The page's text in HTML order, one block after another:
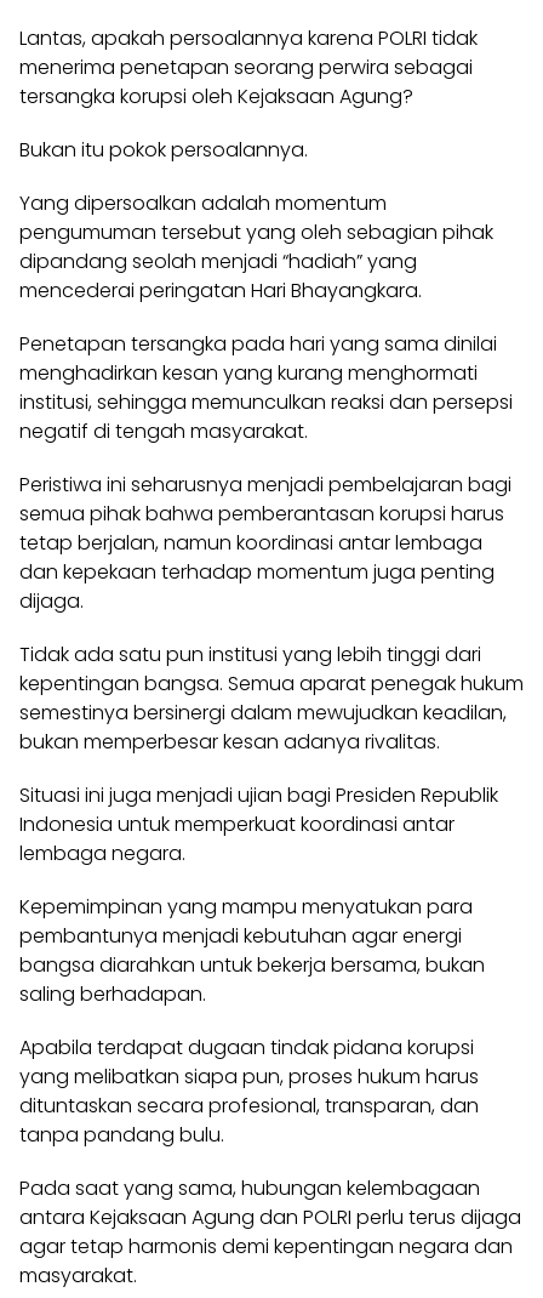
Lantas, apakah persoalannya karena POLRI tidak
menerima penetapan seorang perwira sebagai
tersangka korupsi oleh Kejaksaan Agung?
Bukan itu pokok persoalannya.
Yang dipersoalkan adalah momentum
pengumuman tersebut yang oleh sebagian pihak
dipandang seolah menjadi “hadiah” yang
mencederai peringatan Hari Bhayangkara.
Penetapan tersangka pada hari yang sama dinilai
menghadirkan kesan yang kurang menghormati
institusi, sehingga memunculkan reaksi dan persepsi
negatif di tengah masyarakat.
Peristiwa ini seharusnya menjadi pembelajaran bagi
semua pihak bahwa pemberantasan korupsi harus
tetap berjalan, namun koordinasi antar lembaga
dan kepekaan terhadap momentum juga penting
dijaga.
Tidak ada satu pun institusi yang lebih tinggi dari
kepentingan bangsa. Semua aparat penegak hukum
semestinya bersinergi dalam mewujudkan keadilan,
bukan memperbesar kesan adanya rivalitas.
Situasi ini juga menjadi ujian bagi Presiden Republik
Indonesia untuk memperkuat koordinasi antar
lembaga negara.
Kepemimpinan yang mampu menyatukan para
pembantunya menjadi kebutuhan agar energi
bangsa diarahkan untuk bekerja bersama, bukan
saling berhadapan.
Apabila terdapat dugaan tindak pidana korupsi
yang melibatkan siapa pun, proses hukum harus
dituntaskan secara profesional, transparan, dan
tanpa pandang bulu.
Pada saat yang sama, hubungan kelembagaan
antara Kejaksaan Agung dan POLRI perlu terus dijaga
agar tetap harmonis demi kepentingan negara dan
masyarakat.